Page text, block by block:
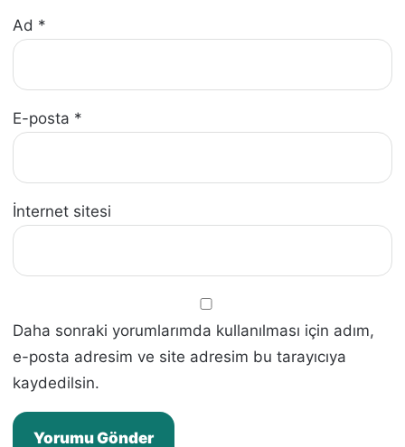
Ad *
E-posta *
İnternet sitesi
Daha sonraki yorumlarımda kullanılması için adım,
e-posta adresim ve site adresim bu tarayıcıya
kaydedilsin.